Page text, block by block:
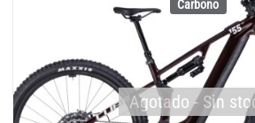
Carbono
Agotado - Sin